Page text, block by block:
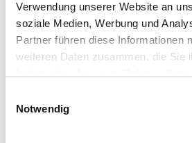
Verwendung unserer Website an
soziale Medien, Werbung und
Partner führen diese Informationen
weiteren Daten zusammen, die Sie
Notwendig
Belegungskalender
Reisedauer auswählen
Sie bekommen Verfügbarkeit